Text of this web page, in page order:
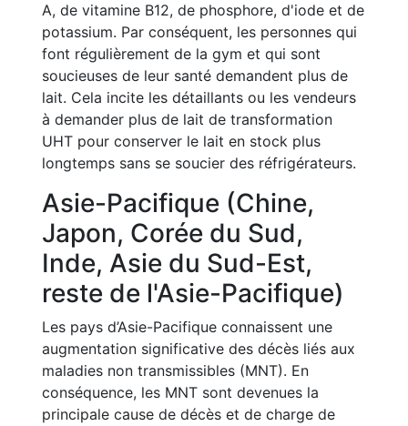
A, de vitamine B12, de phosphore, d'iode et de
potassium. Par conséquent, les personnes qui
font régulièrement de la gym et qui sont
soucieuses de leur santé demandent plus de
lait. Cela incite les détaillants ou les vendeurs
à demander plus de lait de transformation
UHT pour conserver le lait en stock plus
longtemps sans se soucier des réfrigérateurs.
Asie-Pacifique (Chine,
Japon, Corée du Sud,
Inde, Asie du Sud-Est,
reste de l'Asie-Pacifique)
Les pays d’Asie-Pacifique connaissent une
augmentation significative des décès liés aux
maladies non transmissibles (MNT). En
conséquence, les MNT sont devenues la
principale cause de décès et de charge de